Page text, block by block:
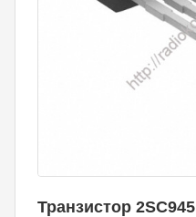
Транзистор 2SC945